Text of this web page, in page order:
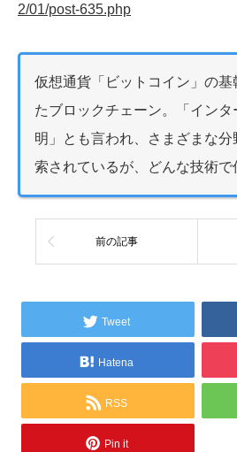
2/01/post-635.php
仮想通貨「ビットコイン」の
たブロックチェーン。「イン
明」とも言われ、さまざまな
索されているが、どんな技術で
前の記事
Tweet
Hatena
RSS
Pin it